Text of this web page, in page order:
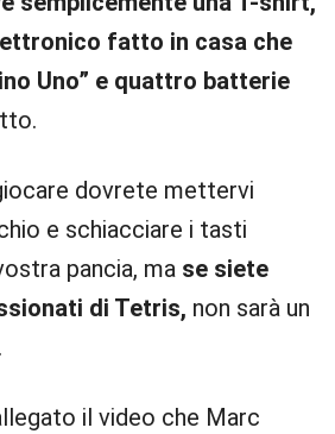
fatto in casa che
Uno” e quattro batterie
dovrete mettervi
e schiacciare i tasti
pancia, ma se siete
di Tetris, non sarà un
il video che Marc